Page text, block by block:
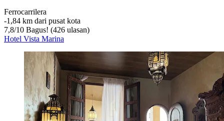
Ferrocarrilera
‐1,84 km dari pusat kota
7,8/10 Bagus! (426 ulasan)
Hotel Vista Marina